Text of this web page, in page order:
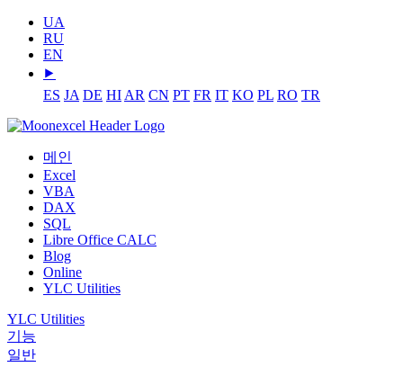
UA
RU
EN
⯈
ES JA DE HI AR CN PT FR IT KO PL RO TR
메인
Excel
VBA
DAX
SQL
Libre Office CALC
Blog
Online
YLC Utilities
YLC Utilities
기능
일반